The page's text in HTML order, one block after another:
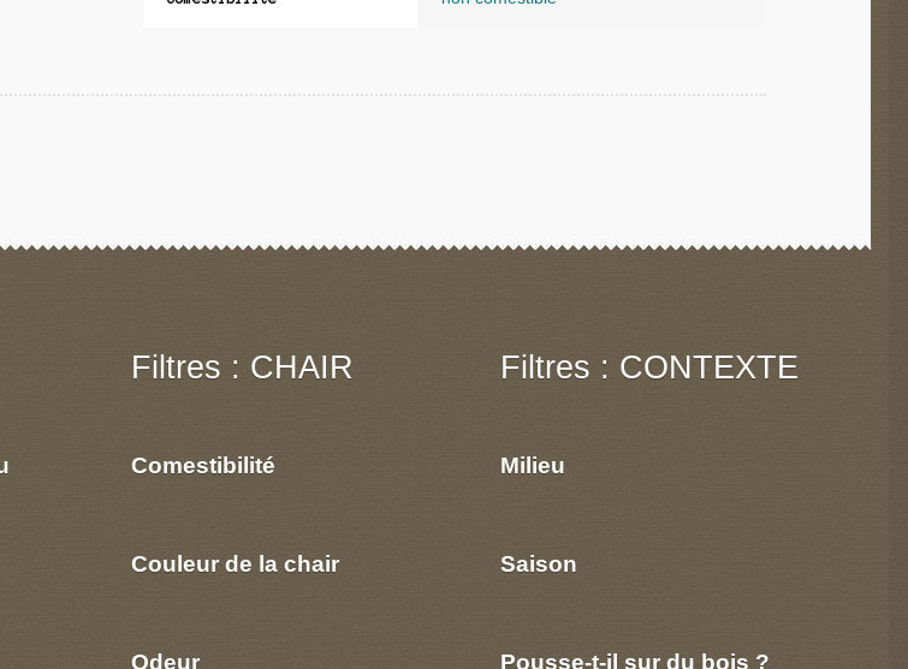
Filtres : CHAIR
Comestibilité
Couleur de la chair
Odeur
Filtres : CONTEXTE
Milieu
Saison
Pousse-t-il sur du bois ?